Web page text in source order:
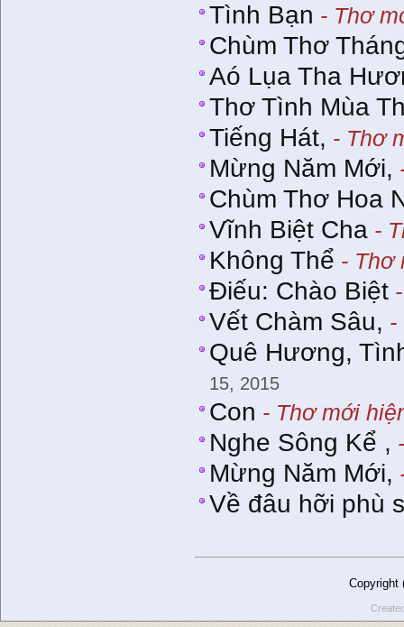
Tình Bạn - Thơ
Chùm Thơ
Aó Lụa Tha
Thơ Tình Mùa
Tiếng Hát, - Thơ
Mừng Năm Mới,
Chùm Thơ Hoa
Vĩnh Biệt Cha -
Không Thể - Thơ
Điếu: Chào Biệt
Vết Chàm Sâu, -
Quê Hương,
15, 2015
Con - Thơ mới
Nghe Sông Kể ,
Mừng Năm Mới,
Về đâu hỡi phù
Copyright